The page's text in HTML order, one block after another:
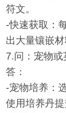
符文。
-快速获取：
出大量镶嵌材
7.问：宠物或
答：
-宠物培养：
使用培养丹提